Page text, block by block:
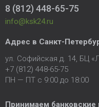
8 (812) 448-65-75
info@ksk24.ru
Адрес в Санкт-
ул. Софийская д. 14, БЦ
+7 (812) 448-65-75
ПН — ПТ с 9:00 до 18:00
Принимаем банковские